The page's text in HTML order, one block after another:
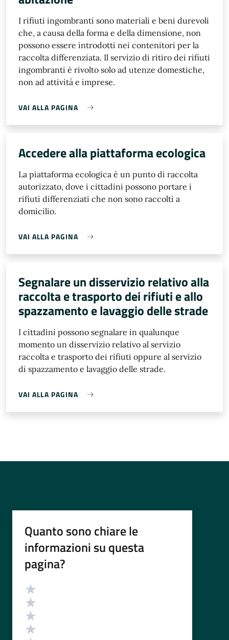
I rifiuti ingombranti sono materiali e beni durevoli
che, a causa della forma e della dimensione, non
possono essere introdotti nei contenitori per la
raccolta differenziata. Il servizio di ritiro dei rifiuti
ingombranti è rivolto solo ad utenze domestiche,
non ad attività e imprese.
VAI ALLA PAGINA
Accedere alla piattaforma ecologica
La piattaforma ecologica è un punto di raccolta
autorizzato, dove i cittadini possono portare i
rifiuti differenziati che non sono raccolti a
domicilio.
VAI ALLA PAGINA
Segnalare un disservizio relativo alla
raccolta e trasporto dei rifiuti e allo
spazzamento e lavaggio delle strade
I cittadini possono segnalare in qualunque
momento un disservizio relativo al servizio
raccolta e trasporto dei rifiuti oppure al servizio
di spazzamento e lavaggio delle strade.
VAI ALLA PAGINA
Quanto sono chiare le
informazioni su questa
pagina?
Valutazione